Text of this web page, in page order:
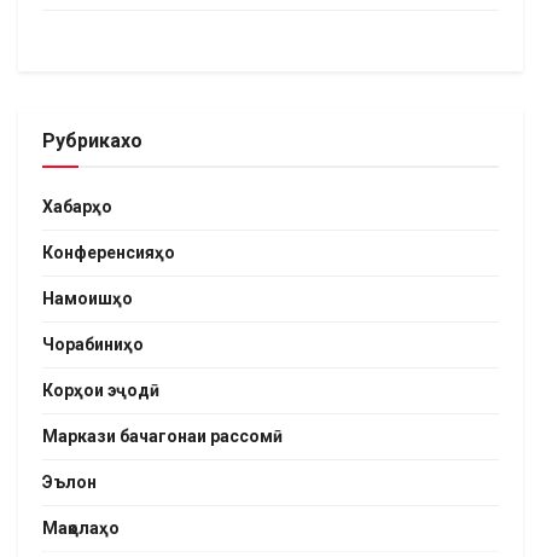
Рубрикахо
Хабарҳо
Конференсияҳо
Намоишҳо
Чорабиниҳо
Корҳои эҷодӣ
Маркази бачагонаи рассомӣ
Эълон
Мақолаҳо